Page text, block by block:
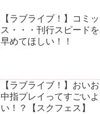
【ラブライブ！】コミ
ス・・・刊行スピード
早めてほしい！！
【ラブライブ！】おい
中指プレイってすごい
い！？【スクフェス】